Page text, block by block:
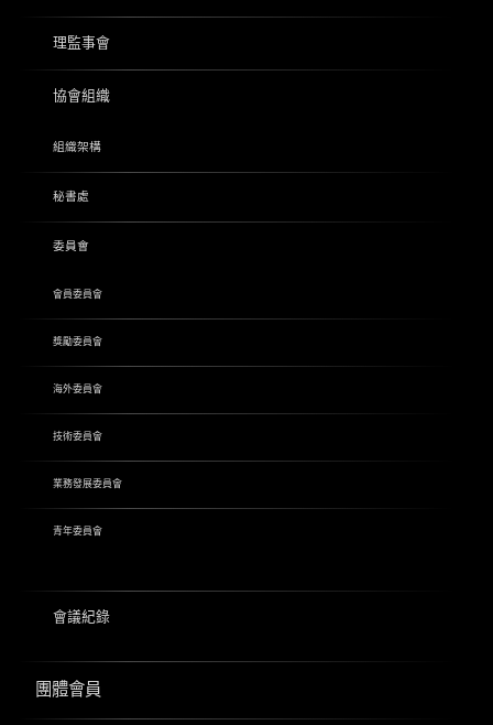
理監事會
協會組織
組織架構
秘書處
委員會
會員委員會
獎勵委員會
海外委員會
技術委員會
業務發展委員會
青年委員會
會議紀錄
團體會員